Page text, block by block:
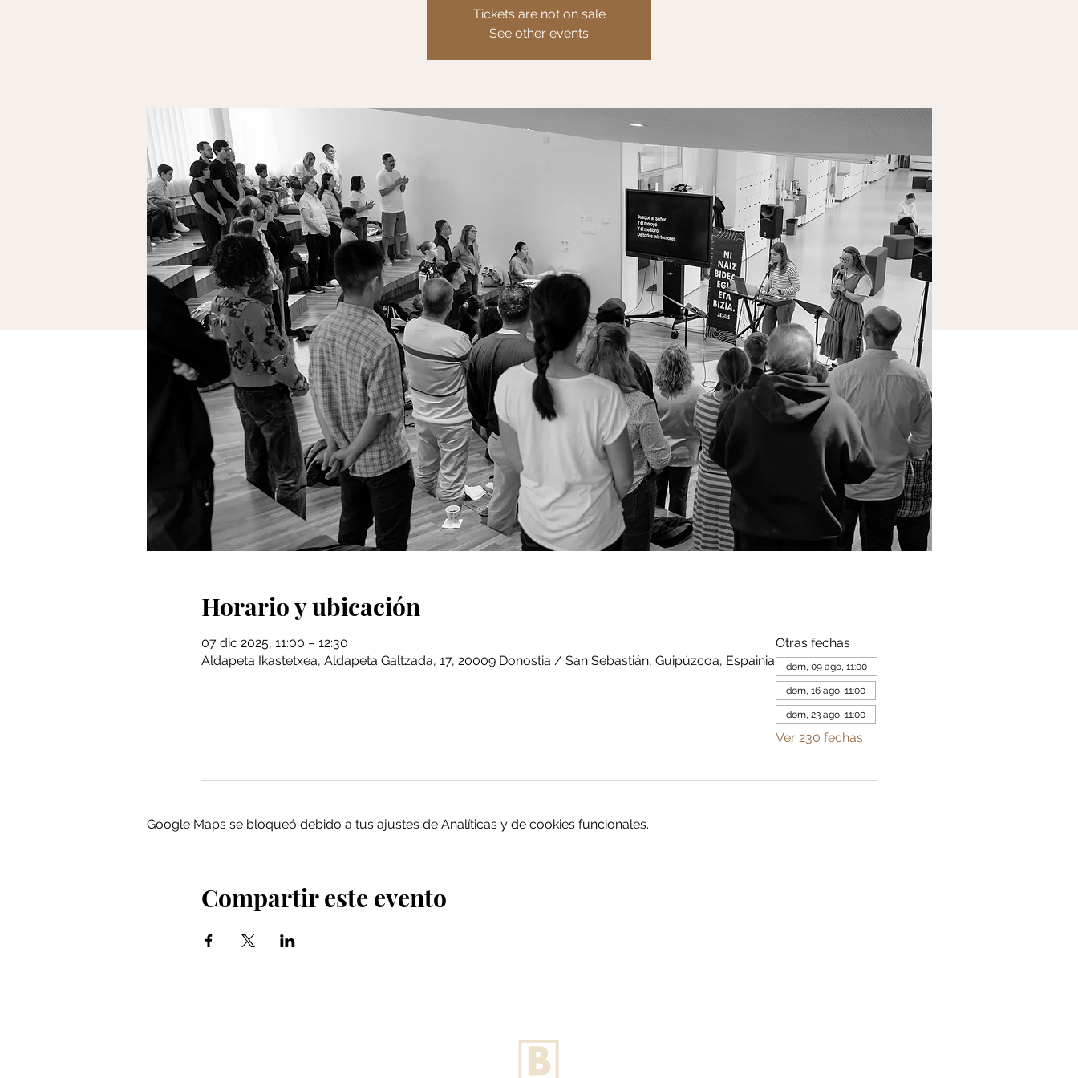
Tickets are not on sale
See other events
Horario y ubicación
07 dic 2025, 11:00 – 12:30
Aldapeta Ikastetxea, Aldapeta Galtzada, 17, 20009 Donostia / San Sebastián, Guipúzcoa, Espainia
Otras fechas
dom, 09 ago, 11:00
dom, 16 ago, 11:00
dom, 23 ago, 11:00
Ver 230 fechas
Google Maps se bloqueó debido a tus ajustes de Analíticas y de cookies funcionales.
Compartir este evento